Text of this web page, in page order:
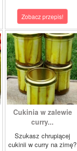
Zobacz przepis!
Cukinia w zalewie
curry...
Szukasz chrupiącej
cukinii w curry na zimę?